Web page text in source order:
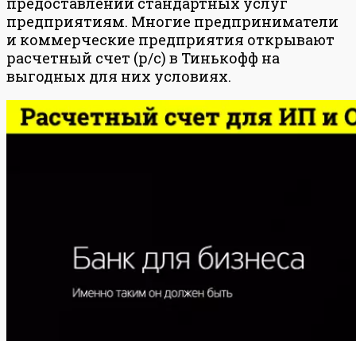
предприятиям. Многие предприниматели
и коммерческие предприятия открывают
расчетный счет (р/с) в Тинькофф на
выгодных для них условиях.